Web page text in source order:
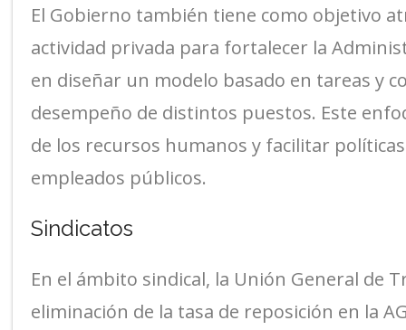
El Gobierno también tiene como objetivo
actividad privada para fortalecer la
en diseñar un modelo basado en tareas y
desempeño de distintos puestos. Este
de los recursos humanos y facilitar
empleados públicos.
Sindicatos
En el ámbito sindical, la Unión General de
eliminación de la tasa de reposición en la